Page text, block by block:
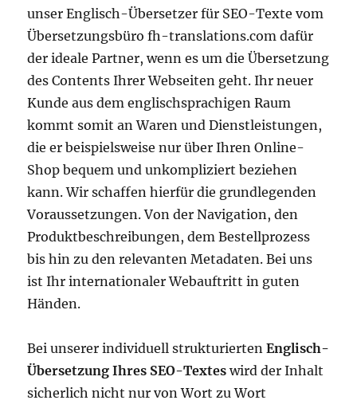
unser Englisch-Übersetzer für SEO-Texte vom
Übersetzungsbüro fh-translations.com dafür
der ideale Partner, wenn es um die Übersetzung
des Contents Ihrer Webseiten geht. Ihr neuer
Kunde aus dem englischsprachigen Raum
kommt somit an Waren und Dienstleistungen,
die er beispielsweise nur über Ihren Online-
Shop bequem und unkompliziert beziehen
kann. Wir schaffen hierfür die grundlegenden
Voraussetzungen. Von der Navigation, den
Produktbeschreibungen, dem Bestellprozess
bis hin zu den relevanten Metadaten. Bei uns
ist Ihr internationaler Webauftritt in guten
Händen.
Bei unserer individuell strukturiertenEnglisch-
Übersetzung Ihres SEO-Textes wird der Inhalt
sicherlich nicht nur von Wort zu Wort